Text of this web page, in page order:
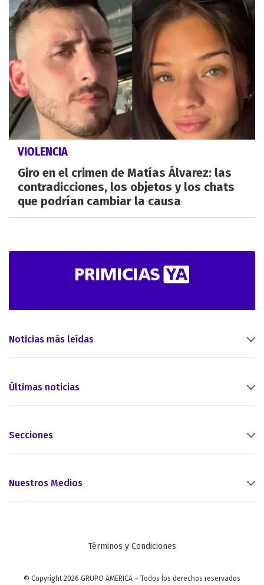
VIOLENCIA
Giro en el crimen de Matías Álvarez: las
contradicciones, los objetos y los chats
que podrían cambiar la causa
Noticias más leídas
Últimas noticias
Secciones
Nuestros Medios
Términos y Condiciones
© Copyright 2026 GRUPO AMERICA – Todos los derechos reservados